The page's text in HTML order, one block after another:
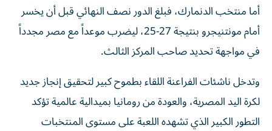
أما منتخب الدنمارك، فبلغ الدور نصف النهائي قبل أن يخسر
أمام مونتنيجرو بنتيجة 27-25، ليضرب موعداً مع مصر مجدداً
في مواجهة تحديد صاحب المركز الثالث.
وتدخل ناشئات الفراعنة اللقاء بطموح كبير لتحقيق إنجاز جديد
لكرة اليد المصرية، والعودة من رومانيا بميدالية عالمية تؤكد
التطور الكبير الذي تشهده اللعبة على مستوى المنتخبات